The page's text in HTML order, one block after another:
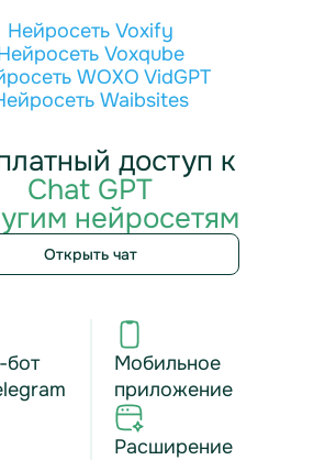
Нейросеть Voxify
Voxqube
WOXO VidGPT
Waibsites
доступ к
Chat GPT
нейросетям
Открыть чат
бот
Мобильное
приложение
Расширение